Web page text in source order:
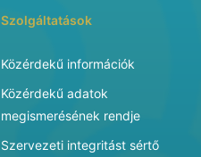
Szolgáltatások
Közérdekű információk
Közérdekű adatok
megismerésének rendje
Szervezeti integritást sértő